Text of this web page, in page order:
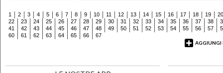
1 2 3 4 5 6 7 8 9 10 11 12 13 14 15 16 17 18 19
20
22
23 24 25 26 27 28 29 30 31 32 33 34 35 36 37 38
41
42 43 44 45 46 47 48 49 50 51 52 53 54 55 56 57
60
61 62 63 64 65 66
67
AGGIUNGI